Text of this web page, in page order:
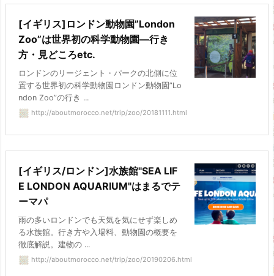
[イギリス]ロンドン動物園”London
Zoo”は世界初の科学動物園―行き
方・見どころetc.
ロンドンのリージェント・パークの北側に位
置する世界初の科学動物園ロンドン動物園”Lo
ndon Zoo”の行き ...
http://aboutmorocco.net/trip/zoo/20181111.html
[イギリス/ロンドン]水族館"SEA LIF
E LONDON AQUARIUM"はまるでテ
ーマパ
雨の多いロンドンでも天気を気にせず楽しめ
る水族館。行き方や入場料、動物園の概要を
徹底解説。建物の ...
http://aboutmorocco.net/trip/zoo/20190206.html